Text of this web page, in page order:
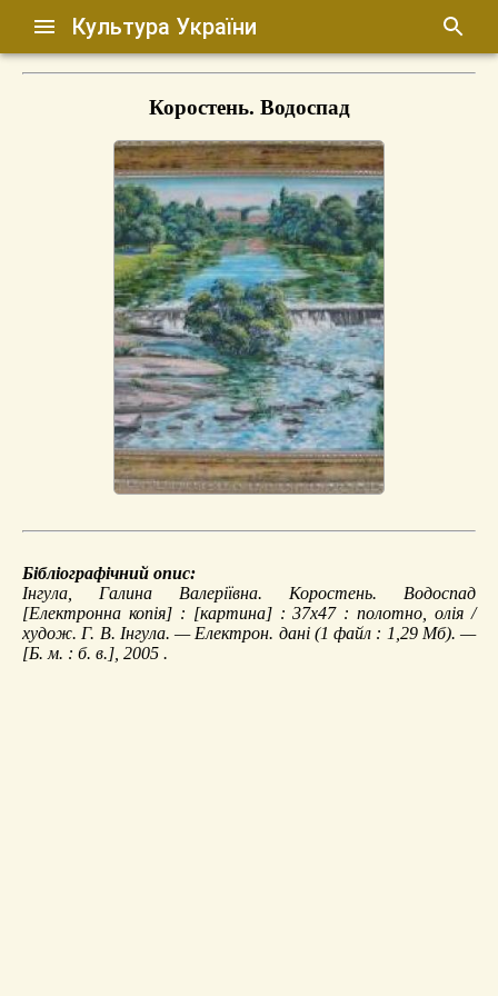
Культура України
Коростень. Водоспад
Бібліографічний опис:
Інгула, Галина Валеріївна. Коростень. Водоспад
[Електронна копія] : [картина] : 37х47 : полотно, олія /
худож. Г. В. Інгула. — Електрон. дані (1 файл : 1,29 Мб). —
[Б. м. : б. в.], 2005 .